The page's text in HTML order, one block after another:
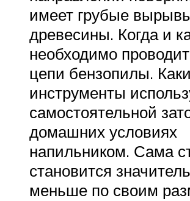
имеет грубые
древесины. Когда и
необходимо
цепи бензопилы.
инструменты
самостоятельной
домашних условиях
напильником. Сама
становится
меньше по своим